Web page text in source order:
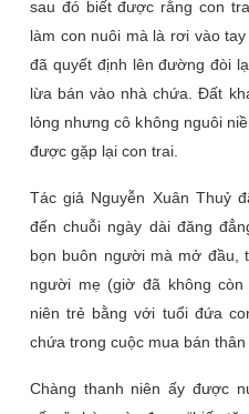
sau đó biết được rằng con
làm con nuôi mà là rơi vào
đã quyết định lên đường đòi
lừa bán vào nhà chứa. Đất
lỏng nhưng cô không nguôi
được gặp lại con trai.
Tác giả Nguyễn Xuân Thuỷ
đến chuỗi ngày dài đăng
bọn buôn người mà mở đầu,
người mẹ (giờ đã không
niên trẻ bằng với tuổi đứa
chứa trong cuộc mua bán thân
Chàng thanh niên ấy được